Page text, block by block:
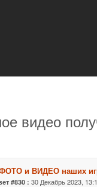
видео
и ВИДЕО наших
#830 : 30 Декабрь 2023,